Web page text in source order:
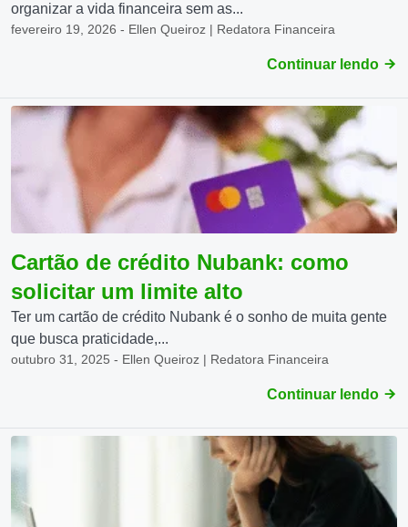
organizar a vida financeira sem as...
fevereiro 19, 2026 - Ellen Queiroz | Redatora Financeira
Continuar lendo
Cartão de crédito Nubank: como
solicitar um limite alto
Ter um cartão de crédito Nubank é o sonho de muita gente
que busca praticidade,...
outubro 31, 2025 - Ellen Queiroz | Redatora Financeira
Continuar lendo